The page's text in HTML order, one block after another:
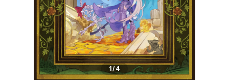
1/4